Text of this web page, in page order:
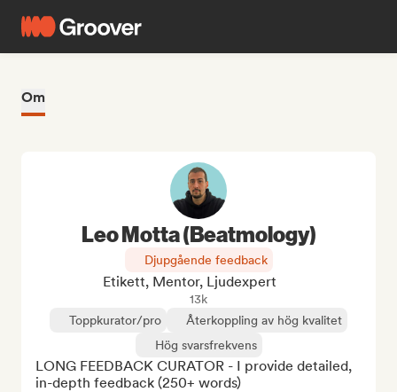
Om
Leo Motta (Beatmology)
Djupgående feedback
Etikett, Mentor, Ljudexpert
13k
Toppkurator/pro
Återkoppling av hög kvalitet
Hög svarsfrekvens
LONG FEEDBACK CURATOR - I provide detailed,
in-depth feedback (250+ words)